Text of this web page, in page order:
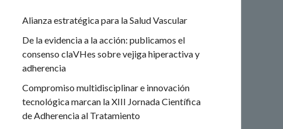
Alianza estratégica para la Salud Vascular
De la evidencia a la acción: publicamos el
consenso claVHes sobre vejiga hiperactiva y
adherencia
Compromiso multidisciplinar e innovación
tecnológica marcan la XIII Jornada Científica
de Adherencia al Tratamiento